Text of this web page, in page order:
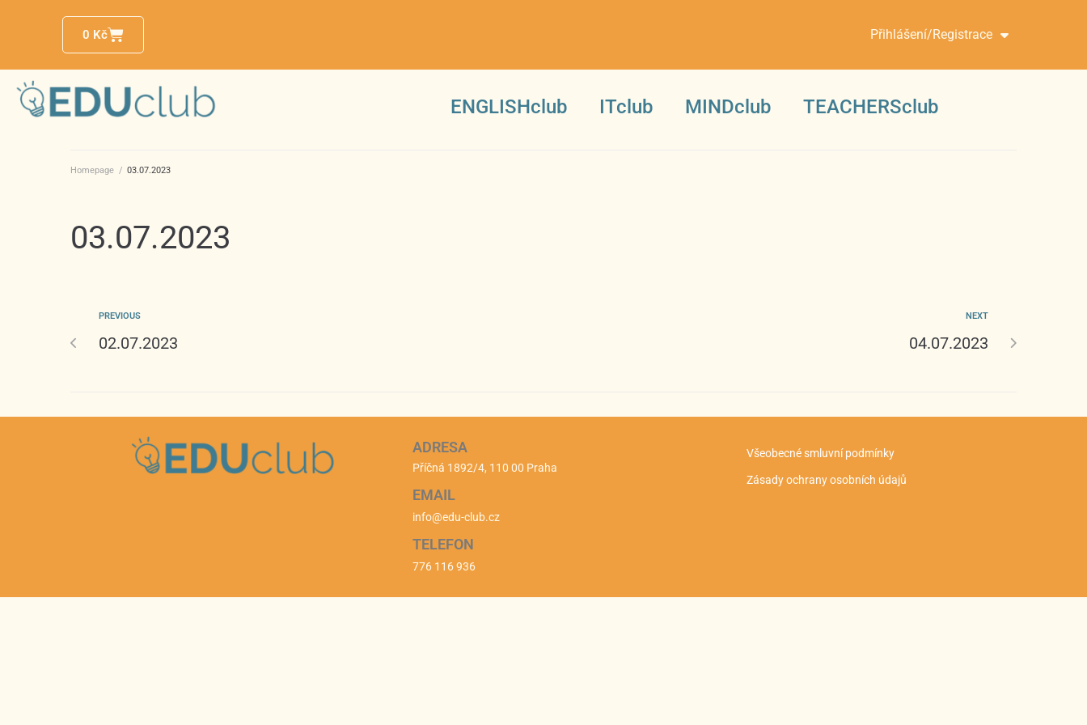
0 Kč Přihlášení/Registrace
ENGLISHclub ITclub MINDclub TEACHERSclub
Homepage / 03.07.2023
03.07.2023
PREVIOUS
02.07.2023
NEXT
04.07.2023
ADRESA
Příčná 1892/4, 110 00 Praha
EMAIL
info@edu-club.cz
TELEFON
776 116 936
Všeobecné smluvní podmínky
Zásady ochrany osobních údajů